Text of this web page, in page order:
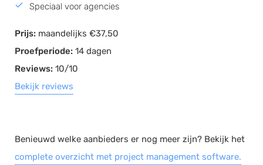
Speciaal voor agencies
Prijs: maandelijks €37,50
Proefperiode: 14 dagen
Reviews: 10/10
Bekijk reviews
Benieuwd welke aanbieders er nog meer zijn? Bekijk het
complete overzicht met project management software.